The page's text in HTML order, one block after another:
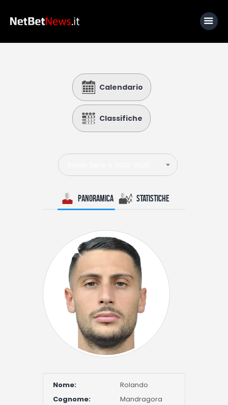
Calcio
Basket
Tennis
Lo Sapevi Che
I consigli di Giulia
Calendario
Classifiche
Panoramica Statistiche
Nome:
Rolando
Cognome:
Mandragora